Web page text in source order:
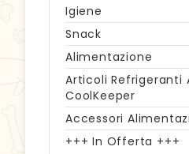
Igiene
Snack
Alimentazione
Articoli Refrigeranti
CoolKeeper
Accessori
+++ In Offerta +++